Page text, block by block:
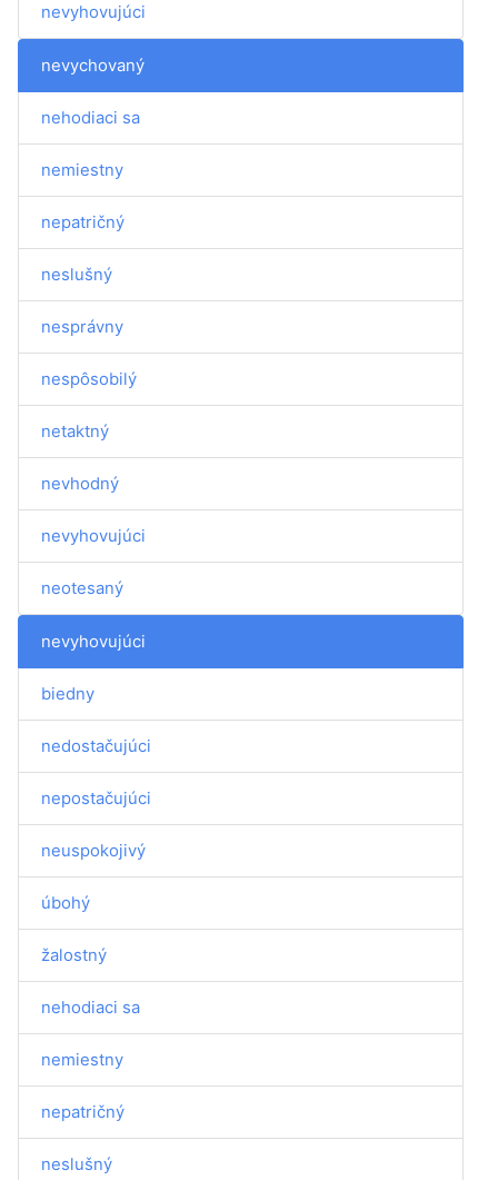
nevyhovujúci
nevychovaný
nehodiaci sa
nemiestny
nepatričný
neslušný
nesprávny
nespôsobilý
netaktný
nevhodný
nevyhovujúci
neotesaný
nevyhovujúci
biedny
nedostačujúci
nepostačujúci
neuspokojivý
úbohý
žalostný
nehodiaci sa
nemiestny
nepatričný
neslušný